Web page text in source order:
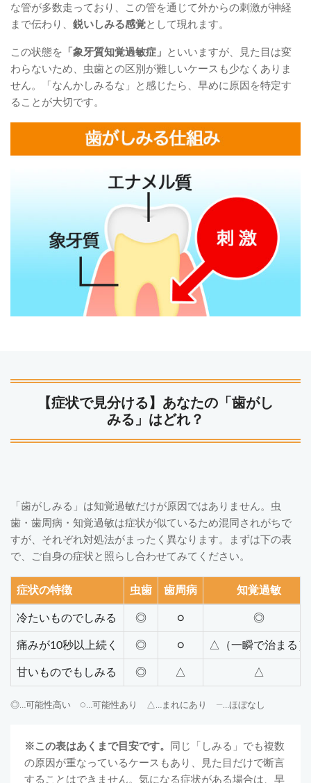
な管が多数走っており、この管を通じて外からの刺激が神経
まで伝わり、 鋭いしみる感覚として現れます。
この状態を 「象牙質知覚過敏症」
といいますが、見た目は変
わらないため、虫歯との区別が難しいケースも少なくありま
せん。「なんかしみるな」と感じたら、早めに原因を特定す
ることが大切です。
【症状で見分ける】あなたの「歯がし
みる」はどれ？
「歯がしみる」は知覚過敏だけが原因ではありません。虫
歯・歯周病・知覚過敏は症状が似ているため混同されがちで
すが、それぞれ対処法がまったく異なります。まずは下の表
で、ご自身の症状と照らし合わせてみてください。
症状の特徴 虫歯 歯周病 知覚過敏
冷たいものでしみる ◎ ○ ◎
痛みが10秒以上続く ◎ ○ △（一瞬で治まる）
甘いものでもしみる ◎ △ △
◎…可能性高い ○…可能性あり △…まれにあり —…ほぼなし
※この表はあくまで目安です。
同じ「しみる」でも複数
の原因が重なっているケースもあり、見た目だけで断言
することはできません。気になる症状がある場合は、早